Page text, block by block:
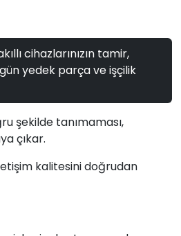
cihazlarınızın tamir,
yedek parça ve işçilik
şekilde tanımaması,
çıkar.
kalitesini doğrudan